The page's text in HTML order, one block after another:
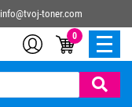
info@tvoj-toner.com
0